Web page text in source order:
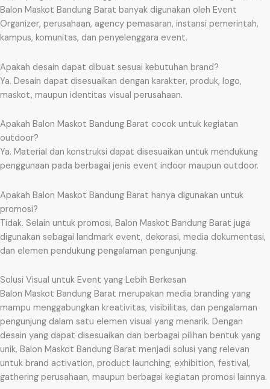
Balon Maskot Bandung Barat banyak digunakan oleh Event
Organizer, perusahaan, agency pemasaran, instansi pemerintah,
kampus, komunitas, dan penyelenggara event.
Apakah desain dapat dibuat sesuai kebutuhan brand?
Ya. Desain dapat disesuaikan dengan karakter, produk, logo,
maskot, maupun identitas visual perusahaan.
Apakah Balon Maskot Bandung Barat cocok untuk kegiatan
outdoor?
Ya. Material dan konstruksi dapat disesuaikan untuk mendukung
penggunaan pada berbagai jenis event indoor maupun outdoor.
Apakah Balon Maskot Bandung Barat hanya digunakan untuk
promosi?
Tidak. Selain untuk promosi, Balon Maskot Bandung Barat juga
digunakan sebagai landmark event, dekorasi, media dokumentasi,
dan elemen pendukung pengalaman pengunjung.
Solusi Visual untuk Event yang Lebih Berkesan
Balon Maskot Bandung Barat merupakan media branding yang
mampu menggabungkan kreativitas, visibilitas, dan pengalaman
pengunjung dalam satu elemen visual yang menarik. Dengan
desain yang dapat disesuaikan dan berbagai pilihan bentuk yang
unik, Balon Maskot Bandung Barat menjadi solusi yang relevan
untuk brand activation, product launching, exhibition, festival,
gathering perusahaan, maupun berbagai kegiatan promosi lainnya.